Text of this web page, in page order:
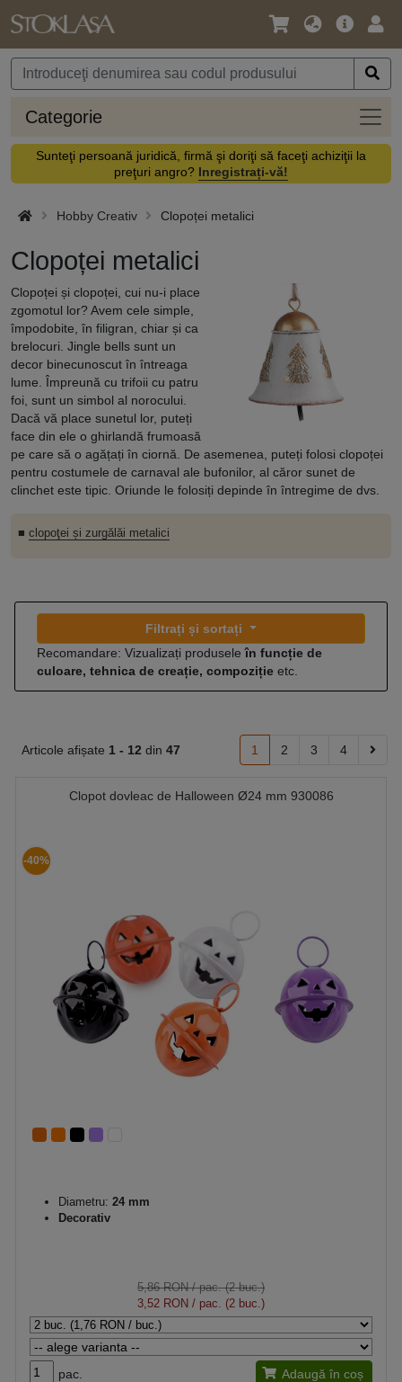
Limbă
Monedă
Meniul
Categorie
Sunteţi persoană juridică, firmă şi doriţi să faceţi achiziţii la
preţuri angro? Inregistrați-vă!
Hobby Creativ Clopoței metalici
Clopoței metalici
Clopoței și clopoței, cui nu-i place
zgomotul lor? Avem cele simple,
împodobite, în filigran, chiar și ca
brelocuri. Jingle bells sunt un
decor binecunoscut în întreaga
lume. Împreună cu trifoii cu patru
foi, sunt un simbol al norocului.
Dacă vă place sunetul lor, puteți
face din ele o ghirlandă frumoasă
pe care să o agățați în ciornă. De asemenea, puteți folosi clopoței
pentru costumele de carnaval ale bufonilor, al căror sunet de
clinchet este tipic. Oriunde le folosiți depinde în întregime de dvs.
■ clopoţei și zurgălăi metalici
Filtrați și sortați
Recomandare: Vizualizați produseleîn funcție de
culoare, tehnica de creație, compoziție etc.
Articole afișate 1 - 12 din 47 1 2 3 4
Clopot dovleac de Halloween Ø24 mm 930086
-40%
Diametru: 24 mm
Decorativ
5,86 RON/ pac. (2 buc.)
3,52 RON / pac. (2 buc.)
pac. Adaugă în coș